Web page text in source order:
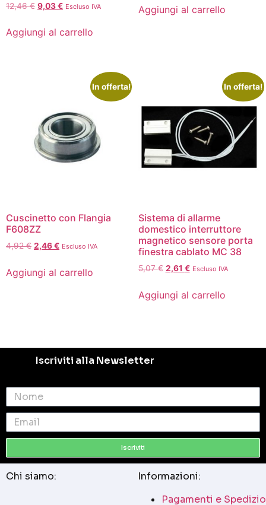
12,46€ 9,03€ Escluso IVA
Aggiungi al carrello
Aggiungi al carrello
In offerta!
Cuscinetto con Flangia
F608ZZ
4,92€ 2,46€ Escluso IVA
Aggiungi al carrello
In offerta!
Sistema di allarme
domestico interruttore
magnetico sensore porta
finestra cablato MC 38
5,07€ 2,61 € Escluso IVA
Aggiungi al carrello
Iscriviti alla Newsletter
Iscriviti
Chi siamo:
Informazioni:
Pagamenti e